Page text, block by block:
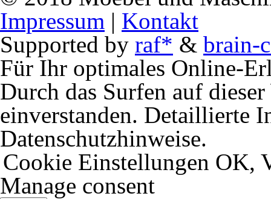
Impressum | Kontakt
Supported by raf* & brain-
Für Ihr optimales Online-
Durch das Surfen auf
einverstanden. Detaillierte
Datenschutzhinweise.
Cookie Einstellungen OK,
Manage consent